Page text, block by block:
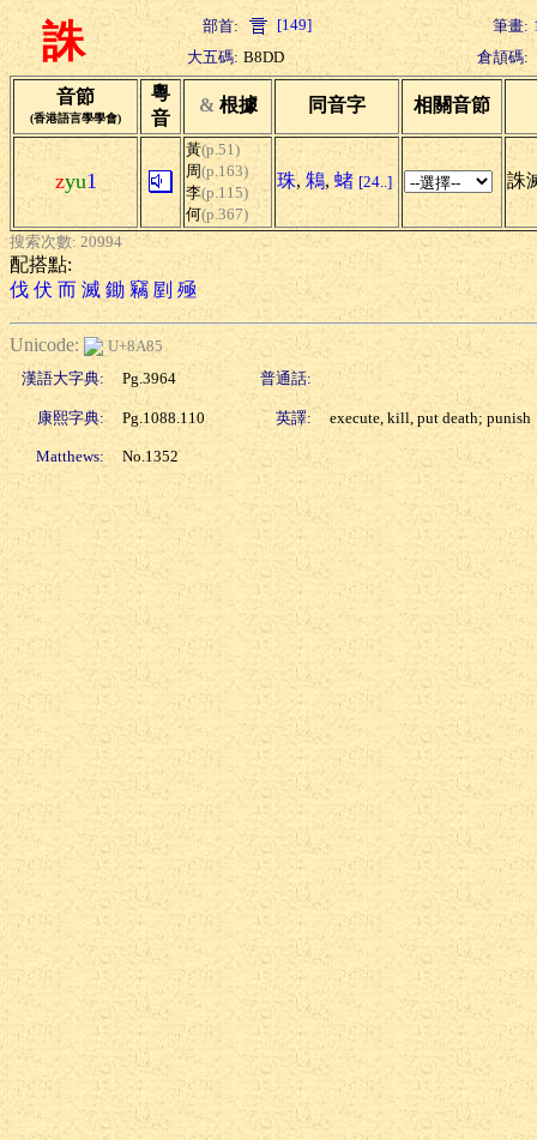
誅 部首: [149] 筆畫:
大五碼: B8DD 倉頡碼:
音節
(香港語言學學會)
粵
音
& 根據 同音字 相關音節
zyu1
黃(p.51)
周(p.163)
李(p.115)
何(p.367)
珠, 鴸, 蝫 [24..] 誅
搜索次數: 20994
配搭點:
伐 伏 而 滅 鋤 竊 剭 殛
Unicode:
U+8A85
漢語大字典:
Pg.3964 普通話:
康熙字典: Pg.1088.110 英譯: execute, kill, put death; punish
Matthews: No.1352